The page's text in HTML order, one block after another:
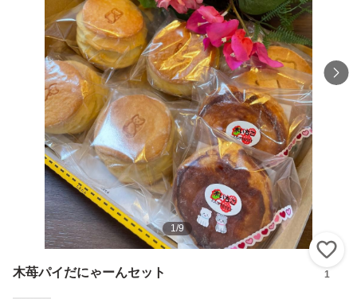
1/9
木苺パイだにゃーんセット 1